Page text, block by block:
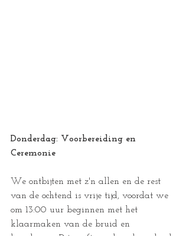
Donderdag: Voorbereiding en
Ceremonie
We ontbijten met z'n allen en de rest
van de ochtend is vrije tijd, voordat we
om 13:00 uur beginnen met het
klaarmaken van de bruid en